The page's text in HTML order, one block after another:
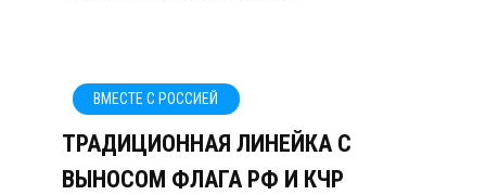
ВМЕСТЕ С РОССИЕЙ
ТРАДИЦИОННАЯ ЛИНЕЙКА С
ВЫНОСОМ ФЛАГА РФ И КЧР